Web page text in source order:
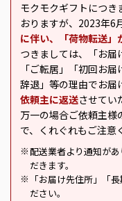
モクモクギフトにつき
おりますが、2023年6
に伴い、「荷物転送」
つきましては、「お届
「ご転居」「初回お
辞退」等の理由でお届
依頼主に返送させてい
万一の場合ご依頼主様
で、くれぐれもご注意
※ 配送業者より通知が
だきます。
※
「お届け先住所」「
ださい。